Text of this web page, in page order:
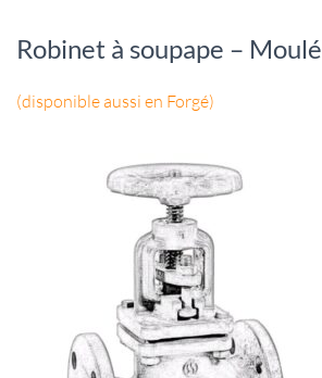
Robinet à soupape – Moulé
(disponible aussi en Forgé)